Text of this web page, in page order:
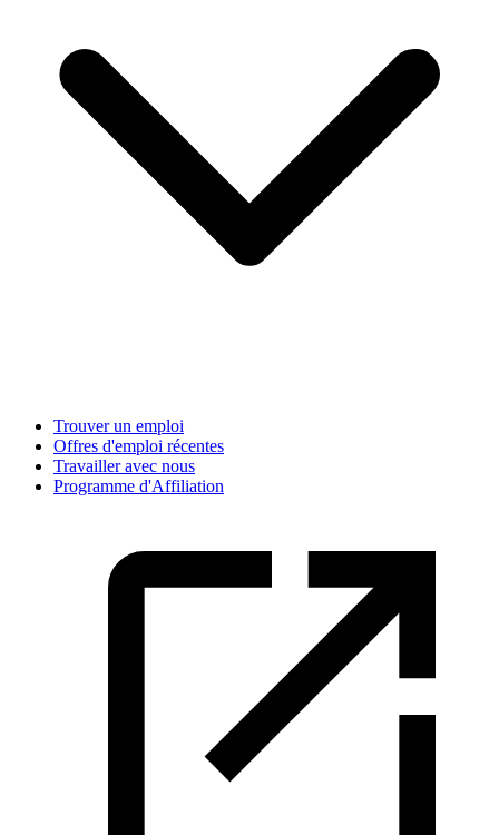
Trouver un emploi
Offres d'emploi récentes
Travailler avec nous
Programme d'Affiliation